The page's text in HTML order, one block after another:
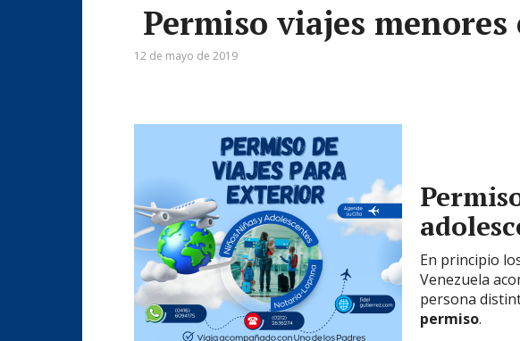
Permiso viajes
12 de mayo de 2019
En principio
Venezuela
persona
permiso.